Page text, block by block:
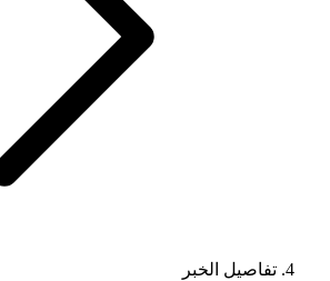
تفاصيل الخبر